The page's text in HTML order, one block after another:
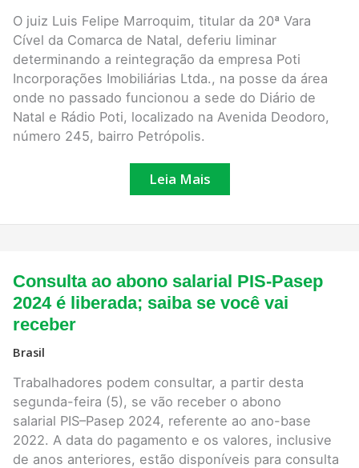
O juiz Luis Felipe Marroquim, titular da 20ª Vara
Cível da Comarca de Natal, deferiu liminar
determinando a reintegração da empresa Poti
Incorporações Imobiliárias Ltda., na posse da área
onde no passado funcionou a sede do Diário de
Natal e Rádio Poti, localizado na Avenida Deodoro,
número 245, bairro Petrópolis.
antiga
sede
do
Diário
de
Natal
Leia Mais
Consulta ao abono salarial PIS-Pasep
2024 é liberada; saiba se você vai
receber
Brasil
Trabalhadores podem consultar, a partir desta
segunda-feira (5), se vão receber o abono
salarial PIS–Pasep 2024, referente ao ano-base
2022. A data do pagamento e os valores, inclusive
de anos anteriores, estão disponíveis para consulta
Consulta
ao
abono
salarial
liberada;
saiba
se
você
vai
receber